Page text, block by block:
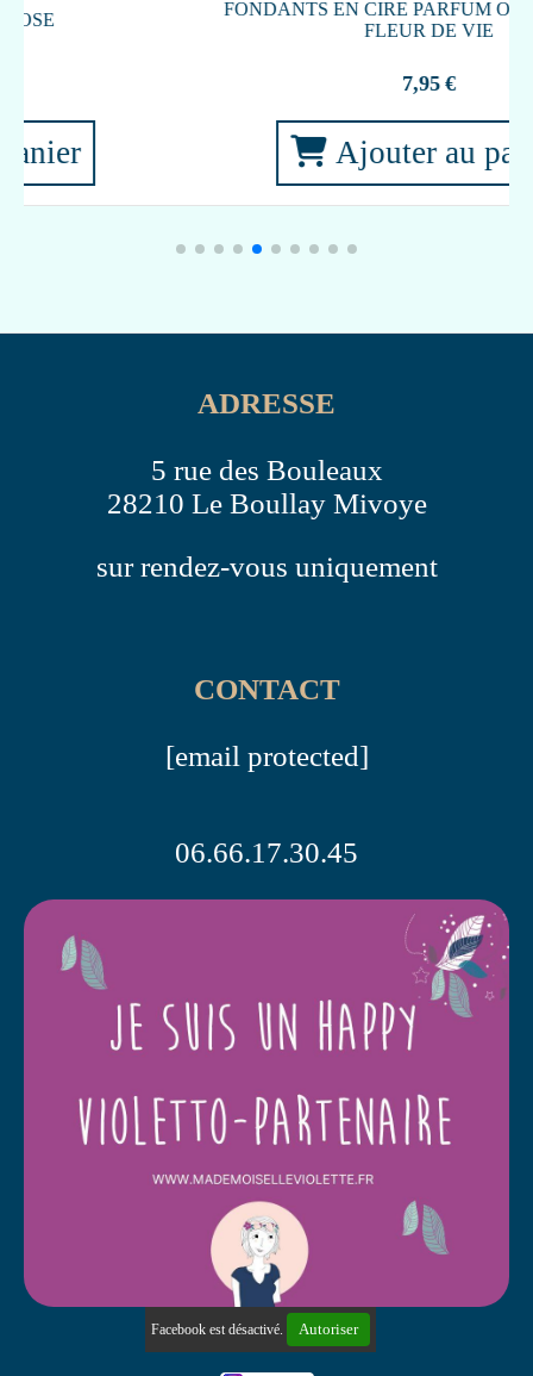
Ajouter au panier
ADRESSE
5 rue des Bouleaux
28210 Le Boullay Mivoye
sur rendez-vous uniquement
CONTACT
[email protected]
06.66.17.30.45
Facebook est désactivé. Autoriser